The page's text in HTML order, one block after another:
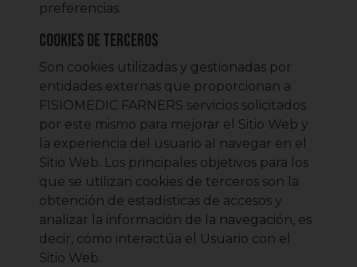
preferencias.
Cookies de terceros
Son cookies utilizadas y gestionadas por
entidades externas que proporcionan a
FISIOMEDIC FARNERS servicios solicitados
por este mismo para mejorar el Sitio Web y
la experiencia del usuario al navegar en el
Sitio Web. Los principales objetivos para los
que se utilizan cookies de terceros son la
obtención de estadísticas de accesos y
analizar la información de la navegación, es
decir, cómo interactúa el Usuario con el
Sitio Web.